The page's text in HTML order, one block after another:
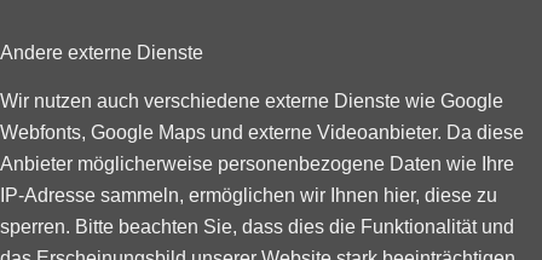
Andere externe Dienste
Wir nutzen auch verschiedene externe Dienste wie Google
Webfonts, Google Maps und externe Videoanbieter. Da diese
Anbieter möglicherweise personenbezogene Daten wie Ihre
IP-Adresse sammeln, ermöglichen wir Ihnen hier, diese zu
sperren. Bitte beachten Sie, dass dies die Funktionalität und